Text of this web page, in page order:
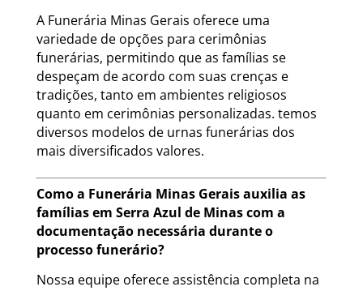
A Funerária Minas Gerais oferece uma
variedade de opções para cerimônias
funerárias, permitindo que as famílias se
despeçam de acordo com suas crenças e
tradições, tanto em ambientes religiosos
quanto em cerimônias personalizadas. temos
diversos modelos de urnas funerárias dos
mais diversificados valores.
Como a Funerária Minas Gerais auxilia as
famílias em Serra Azul de Minas com a
documentação necessária durante o
processo funerário?
Nossa equipe oferece assistência completa na